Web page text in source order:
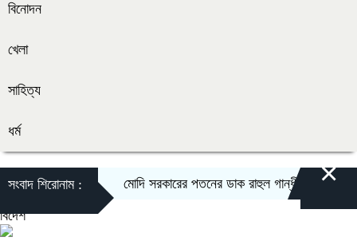
বিনোদন
খেলা
সাহিত্য
ধর্ম
সংবাদ শিরোনাম : মোদি সরকারের পতনের ডাক রাহুল গান্ধীর লেবু
×
বিদেশ